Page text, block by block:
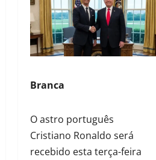
Branca
O astro português
Cristiano Ronaldo será
recebido esta terça-feira